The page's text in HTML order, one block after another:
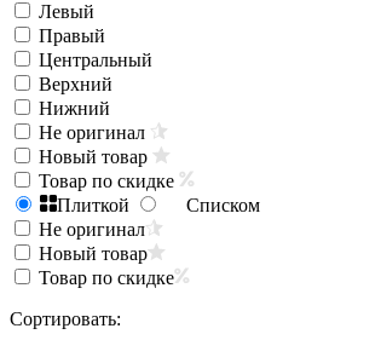
Левый
Правый
Центральный
Верхний
Нижний
Не оригинал
Новый товар
Товар по скидке
Плиткой
Списком
Не оригинал
Новый товар
Товар по скидке
Сортировать: